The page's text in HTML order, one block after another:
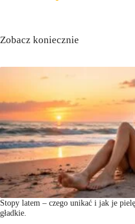
Zobacz koniecznie
Stopy latem – czego unikać i jak je
gładkie.